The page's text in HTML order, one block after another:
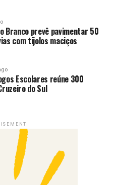
Branco prevê pavimentar 50
com tijolos maciços
Escolares reúne 300
do Sul